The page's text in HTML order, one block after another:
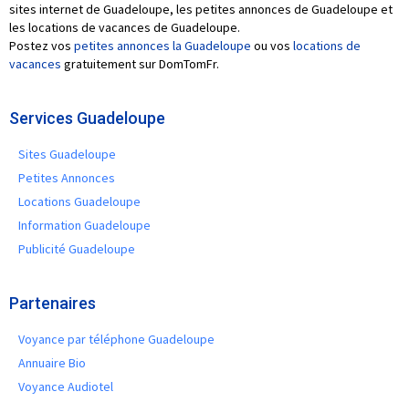
sites internet de Guadeloupe, les petites annonces de Guadeloupe et
les locations de vacances de Guadeloupe.
Postez vos petites annonces la Guadeloupe ou vos locations de
vacances gratuitement sur DomTomFr.
Services Guadeloupe
Sites Guadeloupe
Petites Annonces
Locations Guadeloupe
Information Guadeloupe
Publicité Guadeloupe
Partenaires
Voyance par téléphone Guadeloupe
Annuaire Bio
Voyance Audiotel